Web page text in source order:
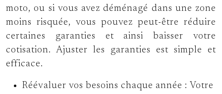
moto, ou si vous avez déménagé dans une zone
moins risquée, vous pouvez peut-être réduire
certaines garanties et ainsi baisser votre
cotisation. Ajuster les garanties est simple et
efficace.
Réévaluer vos besoins chaque année : Votre